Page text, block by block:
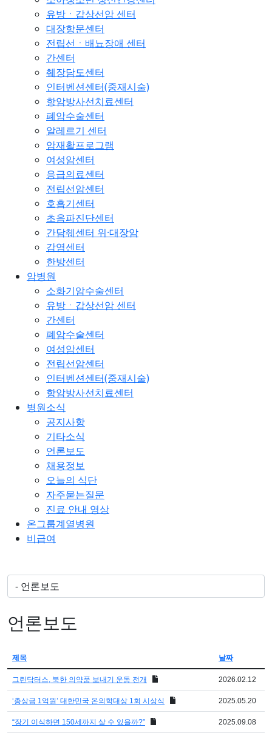
유방ㆍ갑상선암 센터
대장항문센터
전립선ㆍ배뇨장애 센터
간센터
췌장담도센터
인터벤션센터(중재시술)
항암방사선치료센터
폐암수술센터
알레르기 센터
암재활프로그램
여성암센터
응급의료센터
전립선암센터
호흡기센터
초음파진단센터
간담췌센터 위·대장암
감염센터
한방센터
암병원
소화기암수술센터
유방ㆍ갑상선암 센터
간센터
폐암수술센터
여성암센터
전립선암센터
인터벤션센터(중재시술)
항암방사선치료센터
병원소식
공지사항
기타소식
언론보도
채용정보
오늘의 식단
자주묻는질문
진료 안내 영상
온그룹계열병원
비급여
언론보도
제목 날짜
그린닥터스, 북한 의약품 보내기 운동 전개 2026.02.12
‘총상금 1억원’ 대한민국 온의학대상 1회 시상식 2025.05.20
“장기 이식하면 150세까지 살 수 있을까?” 2025.09.08